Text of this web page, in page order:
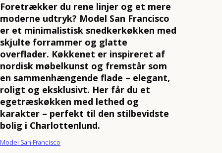
Foretrækker du rene linjer og et mere
moderne udtryk? Model San Francisco
er et minimalistisk snedkerkøkken med
skjulte forrammer og glatte
overflader. Køkkenet er inspireret af
nordisk møbelkunst og fremstår som
en sammenhængende flade – elegant,
roligt og eksklusivt. Her får du et
egetræskøkken med lethed og
karakter – perfekt til den stilbevidste
bolig i Charlottenlund.
Model San Francisco